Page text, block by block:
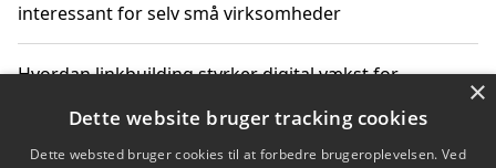
interessant for selv små virksomheder
Hvordan linkbuilding styrker digital vækst for
Sådan har udviklingen inden for genbrug af elektronik
×
Dette website bruger tracking cookies
Dette websted bruger cookies til at forbedre brugeroplevelsen. Ved